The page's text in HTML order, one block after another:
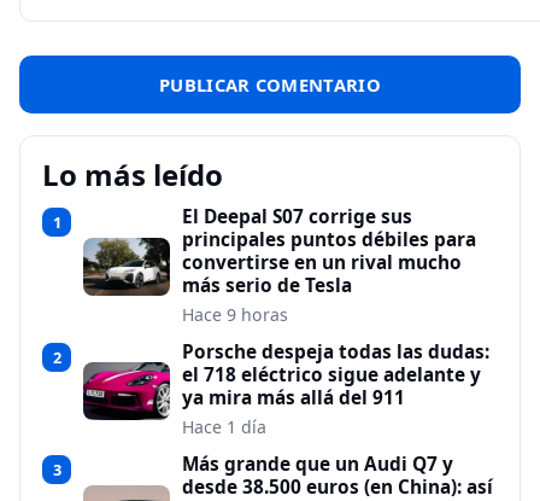
Lo más leído
1
El Deepal S07 corrige sus
principales puntos débiles para
convertirse en un rival mucho
más serio de Tesla
Hace 9 horas
2
Porsche despeja todas las dudas:
el 718 eléctrico sigue adelante y
ya mira más allá del 911
Hace 1 día
3
Más grande que un Audi Q7 y
desde 38.500 euros (en China): así